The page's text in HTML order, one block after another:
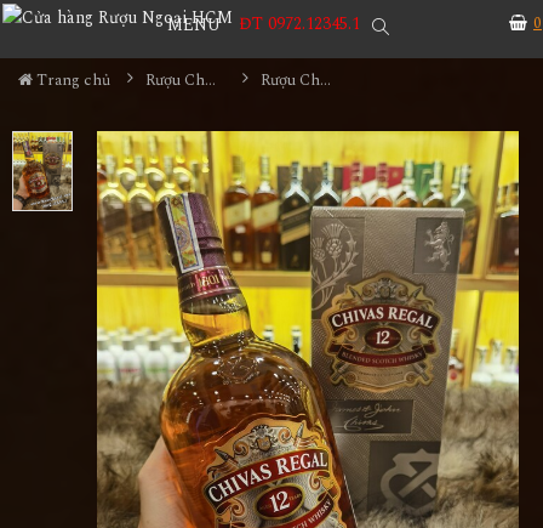
0
MENU ĐT 0972.12345.1
Trang chủ Rượu Chivas Rượu Chivas 12YO - 1000ml